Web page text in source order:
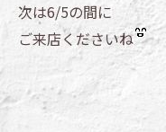
次は6/5の間に
ご来店くださいね